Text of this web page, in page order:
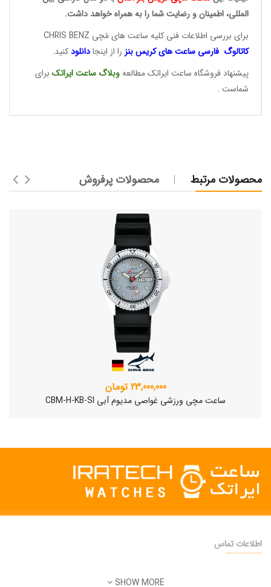
المللی، اطمینان و رضایت شما را به همراه خواهد داشت.
برای بررسی اطلاعات فنی کلیه ساعت های مُچی CHRIS BENZ
کاتالوگ فارسی ساعت هایکریس بنز را از اینجادانلودکنید.
پیشنهاد فروشگاه ساعت ایراتک مطالعهوبلاگ ساعتایراتک برای
شماست .
محصولات مرتبط محصولات پرفروش
23,000,000 تومان
ساعت مچی ورزشی غواصی مدیوم آبی CBM-H-KB-SI
اطلاعات تماس
SHOW MORE